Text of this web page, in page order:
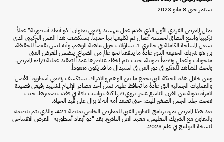
يستمر حتى 8 مايو 2023
يمثل المعرض الفردي الأول الذي يقدم عمل مهشيد رفيعي بعنوان "ذو أبعاد أسطورية" عملاً
تركيبياً واسع النطاق لخمسة أعمال تم تكليفها بها حديثاً. يستكشف هذا العمل التركيبي الذي
يشغل المساحة الكاملة في جاليري 1، تساؤلات حول ماهية الوهم، وأنه ليس نقيضاً للحقيقة،
بل هو شريك الحقيقة الذي عادةً ما يدفعنا نحو عالم من الضياع. يتضمن المعرض الفني
منحوتات وأعمالٍ وقطعاً صوتية، حيث يتم إخفاء عناصرها عمداً لتعقيد عملية قراءة المعرض،
ولحث المشاهد للتفكير في دور الفن في استبدال ما قد يكون مفقوداً.
ومن خلال هذه الحبكة التي تجمع ما بين الوهم والإدراك، تستكشف رفيعي أسطورة "الأصل"
والعمليات الجمالية التي عادةً ما تحافظ عليه. تمثَّل أحد مصادر الإلهام لمشهيد رفيعي قصيدة
لامرأة بدوية من القرن التاسع عشر، تروي فيها كيف واست ناقة في فقدت صغيرها، حيث
نفخت جلد الجمل الصغير الميت؛ حتى تعتقد أمه أنه لا يزال على قيد الحياة.
يعد هذا المعرض ثمرة برنامج التطوير الفني للمعارض الخاص بمنصة 421، والذي يتم تنظيمه
بالتعاون مع الشريك التعليمي، معهد الفن الناشئ. يعّد "ذو أبعاد أسطورية" المعرض الافتتاحي
لنسخة البرنامج في عام 2023.